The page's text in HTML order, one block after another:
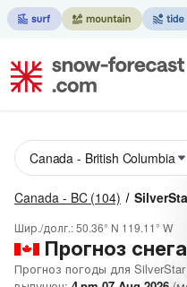
Canada - BC (104)
Шир./долг.:50.36° N 119.11° W
Прогноз
Прогноз погоды для